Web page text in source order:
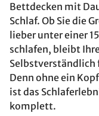
Bettdecken mit
Schlaf. Ob Sie die
lieber unter einer
schlafen, bleibt
Selbstverständlich
Denn ohne ein
ist das
komplett.